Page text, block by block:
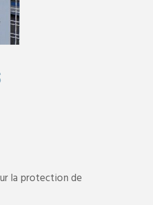
la protection de